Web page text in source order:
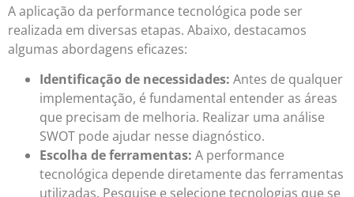
A aplicação da performance tecnológica pode ser
realizada em diversas etapas. Abaixo, destacamos
algumas abordagens eficazes:
Identificação de necessidades: Antes de qualquer
implementação, é fundamental entender as áreas
que precisam de melhoria. Realizar uma análise
SWOT pode ajudar nesse diagnóstico.
Escolha de ferramentas: A performance
tecnológica depende diretamente das ferramentas
utilizadas. Pesquise e selecione tecnologias que se